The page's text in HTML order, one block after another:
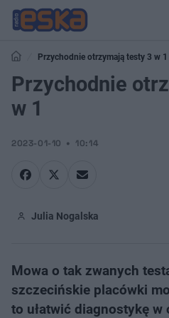
Przychodnie otrzymają testy 3 w 1
Przychodnie
w 1
2023-01-10 10:14
Julia Nogalska
Mowa o tak zwanych
szczecińskie placówki
to ułatwić diagnostykę